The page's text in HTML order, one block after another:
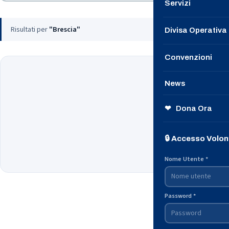
→ Unisciti a
Servizi
Divisa Operativa
Convenzioni
News
Il nostro
❤ Dona Ora
🔒 Accesso
Nome Utente *
Password *
Risultati per"Brescia"
Prova con un